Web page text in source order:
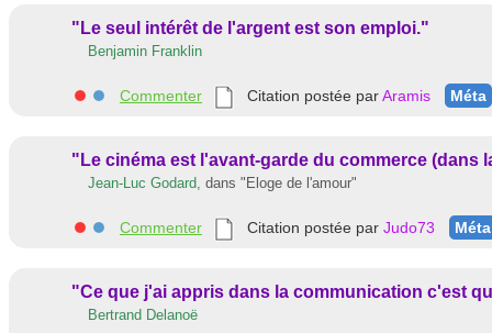
"Le seul intérêt de l'argent est son emploi."
Benjamin Franklin
Commenter Citation postée parAramis Méta
"Le cinéma est l'avant-garde du commerce (dans
Jean-Luc Godard, dans "Eloge de l'amour"
Commenter Citation postée par Judo73 Méta
"Ce que j'ai appris dans la communication c'est
Bertrand Delanoë